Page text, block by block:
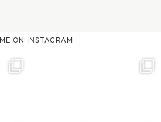
ME ON INSTAGRAM